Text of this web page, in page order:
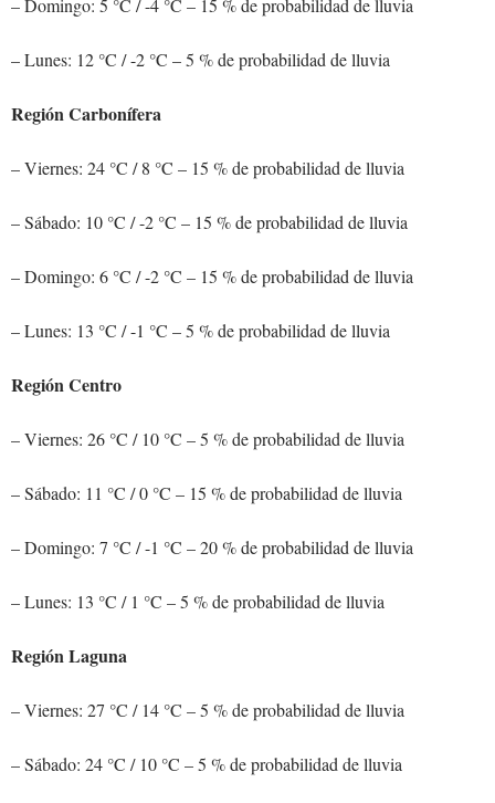
– Domingo: 5 °C / -4 °C – 15 % de probabilidad de lluvia
– Lunes: 12 °C / -2 °C – 5 % de probabilidad de lluvia
Región Carbonífera
– Viernes: 24 °C / 8 °C – 15 % de probabilidad de lluvia
– Sábado: 10 °C / -2 °C – 15 % de probabilidad de lluvia
– Domingo: 6 °C / -2 °C – 15 % de probabilidad de lluvia
– Lunes: 13 °C / -1 °C – 5 % de probabilidad de lluvia
Región Centro
– Viernes: 26 °C / 10 °C – 5 % de probabilidad de lluvia
– Sábado: 11 °C / 0 °C – 15 % de probabilidad de lluvia
– Domingo: 7 °C / -1 °C – 20 % de probabilidad de lluvia
– Lunes: 13 °C / 1 °C – 5 % de probabilidad de lluvia
Región Laguna
– Viernes: 27 °C / 14 °C – 5 % de probabilidad de lluvia
– Sábado: 24 °C / 10 °C – 5 % de probabilidad de lluvia